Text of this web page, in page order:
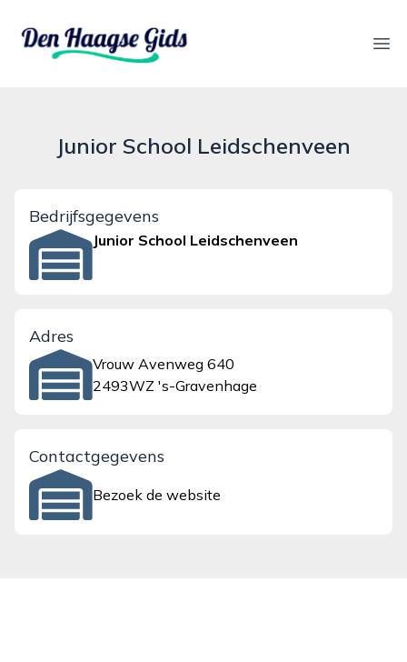
denhaagsegids.nl
Junior School Leidschenveen
Bedrijfsgegevens
Junior School Leidschenveen
Adres
Vrouw Avenweg 640
2493WZ 's-Gravenhage
Contactgegevens
Bezoek de website